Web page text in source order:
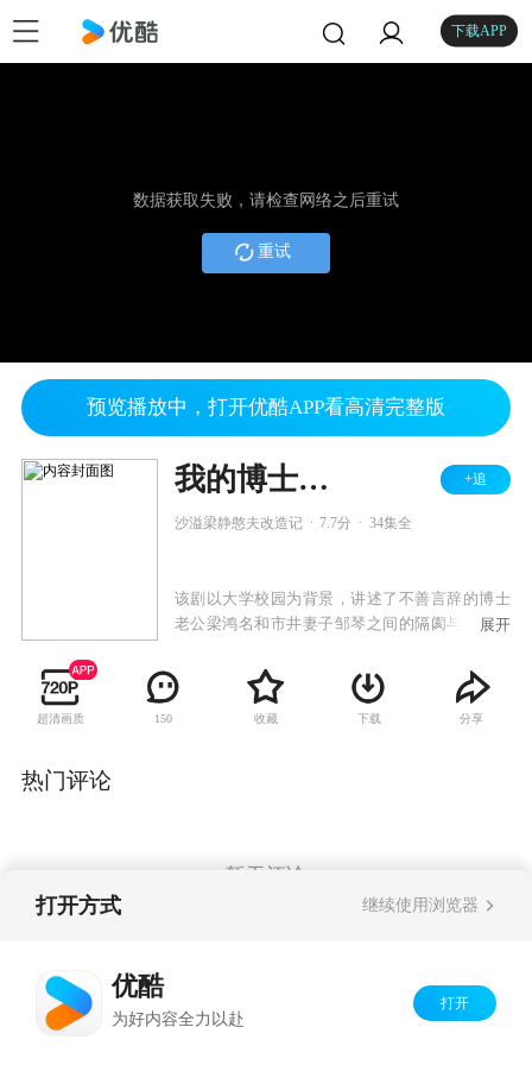
下载APP
数据获取失败，请检查网络之后重试
重试
预览播放中，打开优酷APP看高清完整版
我的博士老公 +追
沙溢梁静憨夫改造记 7.7分 34集全
该剧以大学校园为背景，讲述了不善言辞的博士
老公梁鸿名和市井妻子邹琴之间的隔阂与爱情故
人情网络中备受排挤的“囧”博士，是一个回到家
面对柴米油盐世俗攀比的“窘”老公。他在精神境
界和柴米油盐的琐碎生活之间挣扎，并与精明市
展开
超清画质 150 收藏 下载 分享
热门评论
暂无评论
打开方式 继续使用浏览器
优酷
为好内容全力以赴
打开